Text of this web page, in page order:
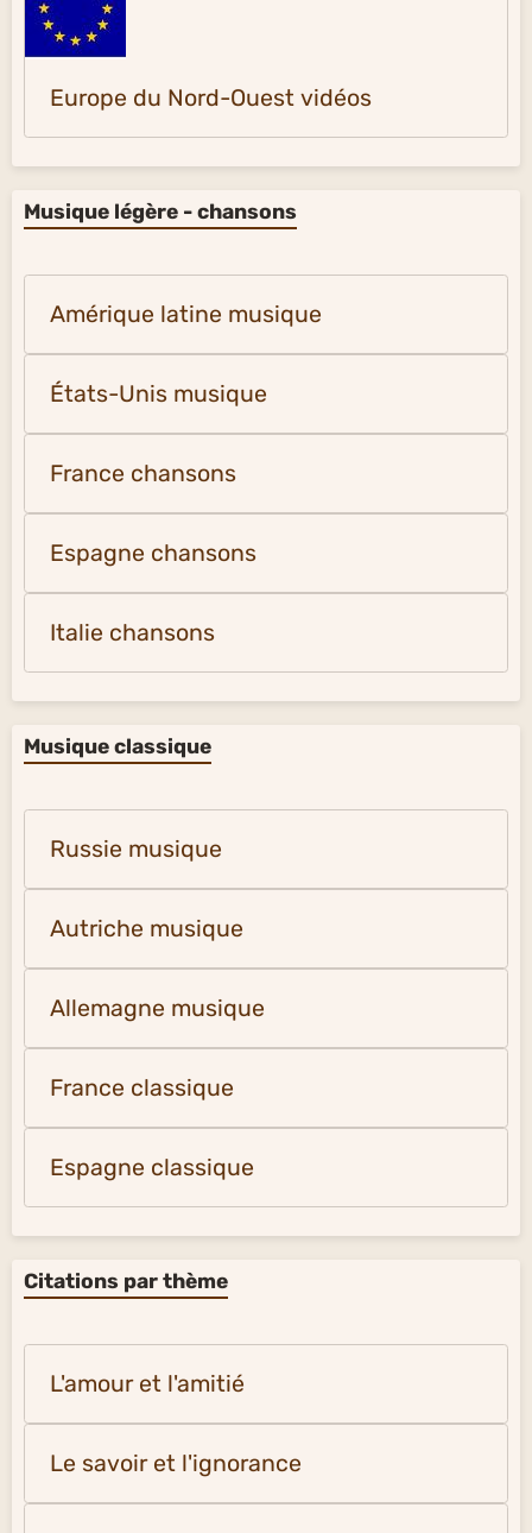
Europe du Nord-Ouest vidéos
Musique légère - chansons
Amérique latine musique
États-Unis musique
France chansons
Espagne chansons
Italie chansons
Musique classique
Russie musique
Autriche musique
Allemagne musique
France classique
Espagne classique
Citations par thème
L'amour et l'amitié
Le savoir et l'ignorance